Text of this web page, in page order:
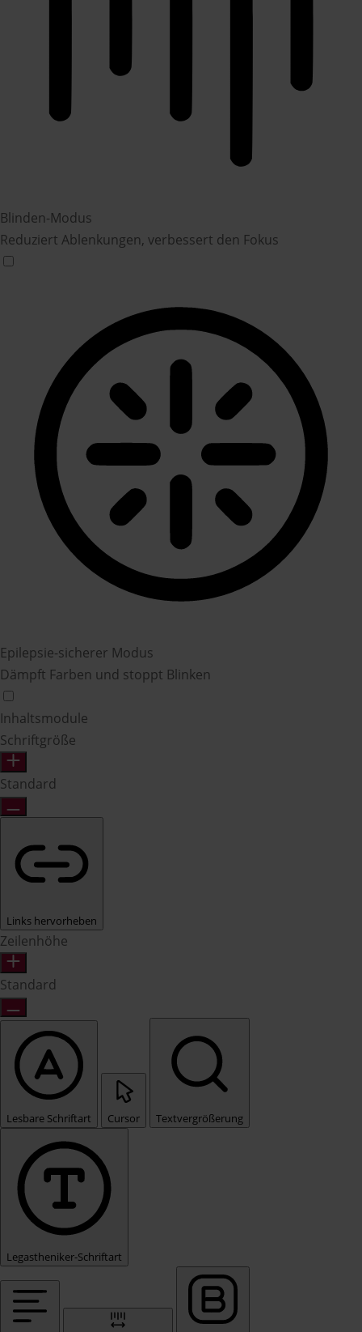
Blinden-Modus
Reduziert Ablenkungen, verbessert den Fokus
Epilepsie-sicherer Modus
Dämpft Farben und stoppt Blinken
Inhaltsmodule
Schriftgröße
Standard
Links hervorheben
Zeilenhöhe
Standard
Lesbare Schriftart Cursor Textvergrößerung
Legastheniker-Schriftart